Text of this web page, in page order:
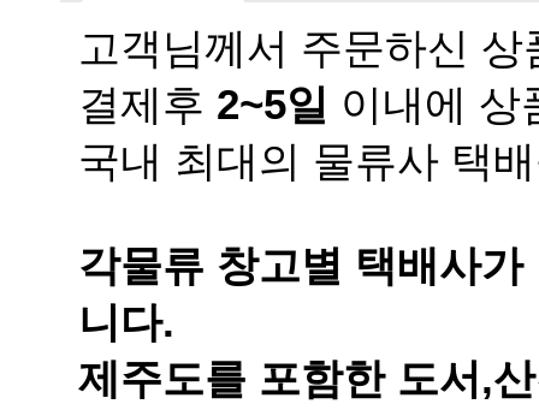
고객님께서 주문하신
결제후 2~5일 이내에 상
국내 최대의 물류사 택
니다.